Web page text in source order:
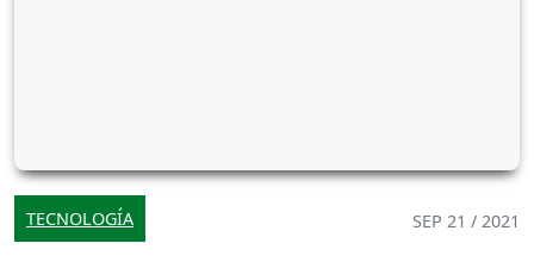
TECNOLOGÍA SEP 21 / 2021